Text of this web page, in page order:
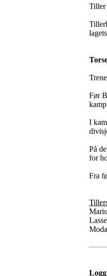
Tiller
Før
I
På
for
Fra